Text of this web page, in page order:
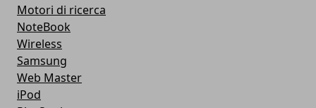
Motori di ricerca
NoteBook
Wireless
Samsung
Web Master
iPod